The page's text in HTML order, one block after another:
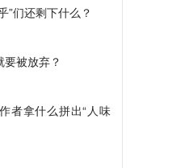
”们还剩下什么？
被放弃？
者拿什么拼出“人味